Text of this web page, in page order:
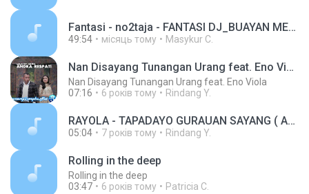
Fantasi - no2taja - FANTASI DJ_BUAYAN MEMBARA.mp3
49:54 місяць тому Masykur C.
Nan Disayang Tunangan Urang feat. Eno Viola
Nan Disayang Tunangan Urang feat. Eno Viola
07:16
6 років тому Rindang Y.
RAYOLA - TAPADAYO GURAUAN SAYANG ( ALBUM TERBARU RAYOLA 2019 ) - LAGU MINANG TERBARU (2).mp3
05:04 7 років тому Rindang Y.
Rolling in the deep
Rolling in the deep
03:47
6 років тому Patricia C.